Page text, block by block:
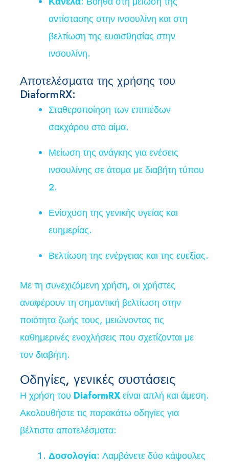
αντίστασης στην ινσουλίνη και στη
βελτίωση της ευαισθησίας στην
ινσουλίνη.
Αποτελέσματα της χρήσης του
DiaformRX:
Σταθεροποίηση των επιπέδων
σακχάρου στο αίμα.
Μείωση της ανάγκης για ενέσεις
ινσουλίνης σε άτομα με διαβήτη τύπου
2.
Ενίσχυση της γενικής υγείας και
ευημερίας.
Βελτίωση της ενέργειας και της ευεξίας.
Με τη συνεχιζόμενη χρήση, οι χρήστες
αναφέρουν τη σημαντική βελτίωση στην
ποιότητα ζωής τους, μειώνοντας τις
καθημερινές ενοχλήσεις που σχετίζονται με
τον διαβήτη.
Οδηγίες, γενικές συστάσεις
Η χρήση του DiaformRXείναι απλή και άμεση.
Ακολουθήστε τις παρακάτω οδηγίες για
βέλτιστα αποτελέσματα:
Δοσολογία: Λαμβάνετε δύο κάψουλες